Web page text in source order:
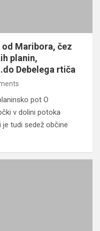
Maribora, čez
planin,
Debelega rtiča
pot O
v dolini potoka
je tudi sedež občine